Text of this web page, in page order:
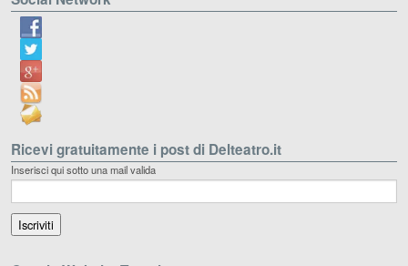
Ricevi gratuitamente i post di Delteatro.it
Inserisci qui sotto una mail valida